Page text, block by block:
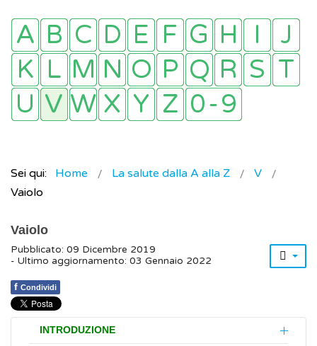
Sei qui: Home La salute dalla A alla Z
V
Vaiolo
Vaiolo
Pubblicato: 09 Dicembre 2019
- Ultimo aggiornamento: 03 Gennaio 2022
f Condividi
INTRODUZIONE